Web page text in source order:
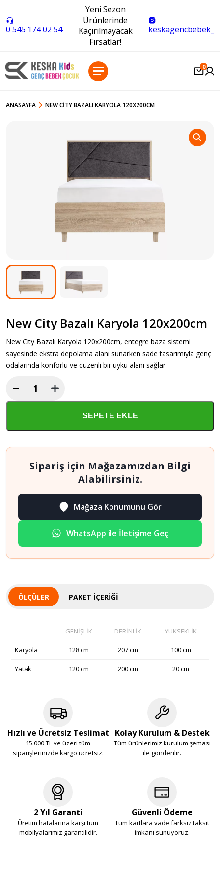
0 545 174 02 54
Yeni Sezon
Ürünlerinde
Kaçırılmayacak
Fırsatlar!
keskagencbebek_
0
ANASAYFA NEW CITY BAZALI KARYOLA 120X200CM
New City Bazalı Karyola 120x200cm
New City Bazalı Karyola 120x200cm, entegre baza sistemi
sayesinde ekstra depolama alanı sunarken sade tasarımıyla genç
odalarında konforlu ve düzenli bir uyku alanı sağlar
New
City
Karyola
adet
−
SEPETE EKLE
Sipariş için Mağazamızdan Bilgi
Alabilirsiniz.
Mağaza Konumunu Gör
WhatsApp ile İletişime Geç
ÖLÇÜLER PAKET İÇERIĞI
GENİŞLİK DERİNLİK YÜKSEKLİK
Karyola 128 cm 207 cm 100 cm
Yatak 120 cm 200 cm 20 cm
Hızlı ve Ücretsiz Teslimat
15.000 TL ve üzeri tüm
siparişlerinizde kargo ücretsiz.
Kolay Kurulum & Destek
Tüm ürünlerimiz kurulum şeması
ile gönderilir.
2 Yıl Garanti
Üretim hatalarına karşı tüm
mobilyalarımız garantilidir.
Güvenli Ödeme
Tüm kartlara vade farksız taksit
imkanı sunuyoruz.